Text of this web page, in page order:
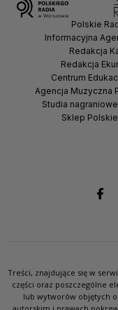
Polskie
Informacyjna
Redakcja
Redakcja
Centrum
Agencja Muzyczna
Studia
Sklep
Treści, znajdujące się w
części oraz poszczególne
lub wytworów objętych